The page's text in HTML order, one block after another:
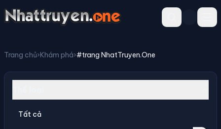
Trang chủ›Khám phá›#trang NhatTruyen.One
Tất cả